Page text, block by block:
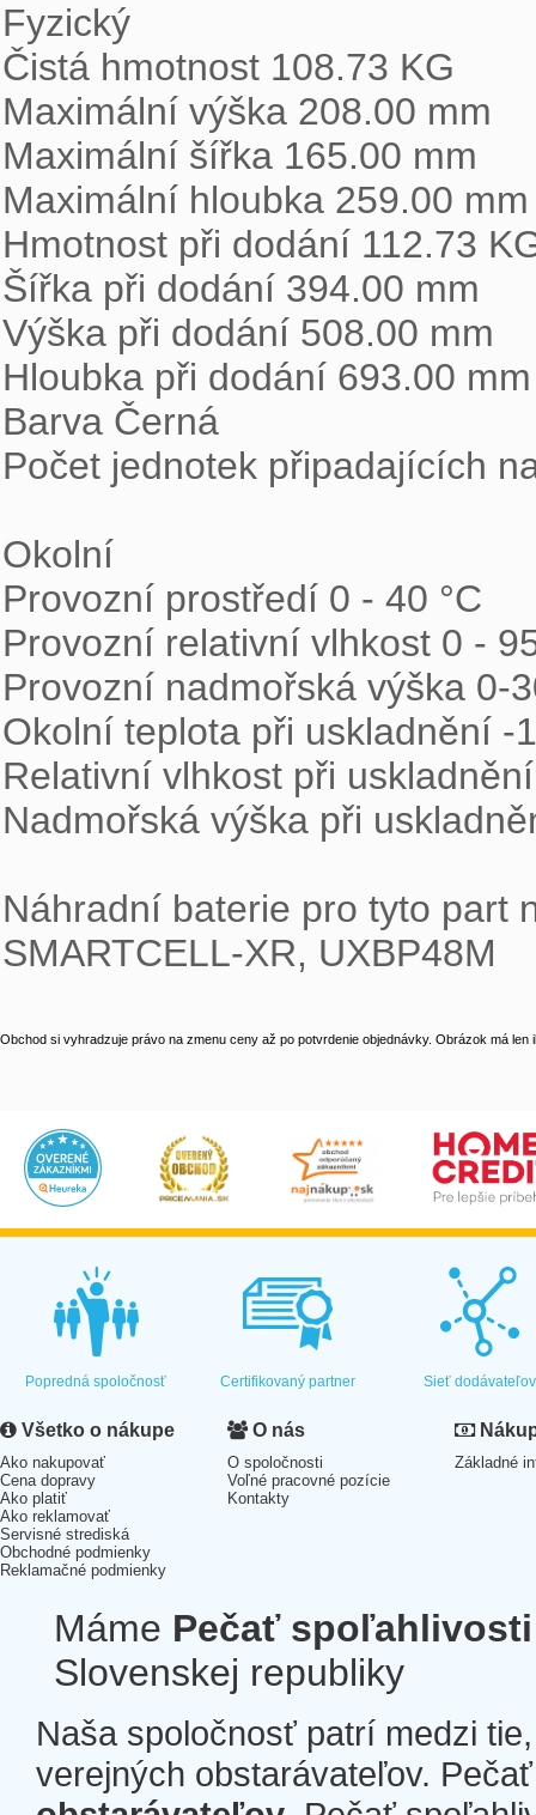
Fyzický
Čistá hmotnost 108.73 KG
Maximální výška 208.00 mm
Maximální šířka 165.00 mm
Maximální hloubka 259.00 mm
Hmotnost při dodání 112.73
Šířka při dodání 394.00 mm
Výška při dodání 508.00 mm
Hloubka při dodání 693.00 mm
Barva Černá
Počet jednotek připadajících
Okolní
Provozní prostředí 0 - 40 °C
Provozní relativní vlhkost 0 -
Provozní nadmořská výška 0-
Okolní teplota při uskladnění -
Relativní vlhkost při
Nadmořská výška při
Náhradní baterie pro tyto part
SMARTCELL-XR, UXBP48M
Obchod si vyhradzuje právo na zmenu ceny až po potvrdenie objednávky. Obrázok má len
Popredná spoločnosť Certifikovaný partner Sieť dodávateľov
Všetko o nákupe
Ako nakupovať
Cena dopravy
Ako platiť
Ako reklamovať
Servisné strediská
Obchodné podmienky
Reklamačné podmienky
O nás
O spoločnosti
Voľné pracovné pozície
Kontakty
Základné
Máme Pečať spoľahlivosti
Slovenskej republiky
Naša spoločnosť patrí medzi
verejných obstarávateľov.